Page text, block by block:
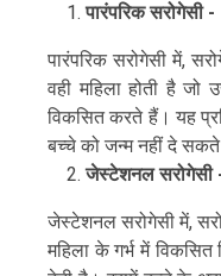
पारंपरिक सरोगेसी -
पारंपरिक सरोगेसी में,
वही महिला होती है
विकसित करते हैं। यह
बच्चे को जन्म नहीं दे
जेस्टेशनल सरोगेसी
जेस्टेशनल सरोगेसी में,
महिला के गर्भ में